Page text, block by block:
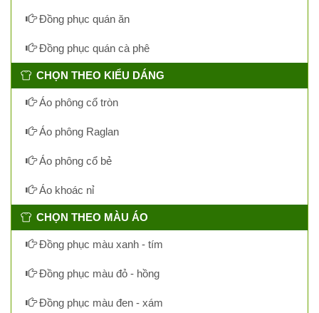
Đồng phục quán ăn
Đồng phục quán cà phê
CHỌN THEO KIỂU DÁNG
Áo phông cổ tròn
Áo phông Raglan
Áo phông cổ bẻ
Áo khoác nỉ
CHỌN THEO MÀU ÁO
Đồng phục màu xanh - tím
Đồng phục màu đỏ - hồng
Đồng phục màu đen - xám